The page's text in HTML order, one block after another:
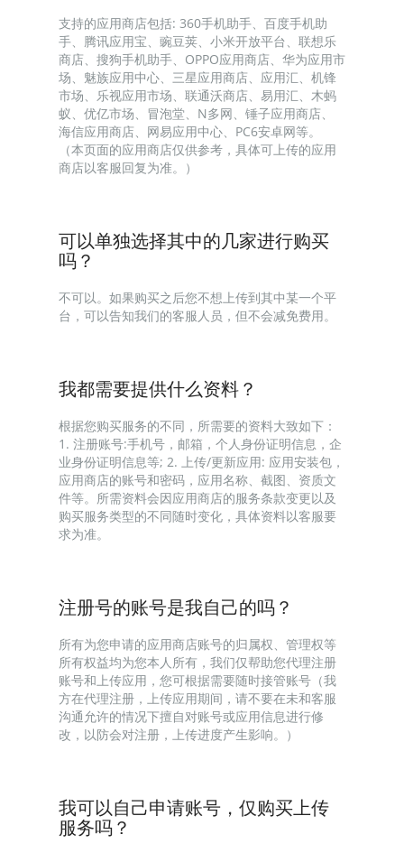
支持的应用商店包括: 360手机助手、百度手机助
手、腾讯应用宝、豌豆荚、小米开放平台、联想乐
商店、搜狗手机助手、OPPO应用商店、华为应用市
场、魅族应用中心、三星应用商店、应用汇、机锋
市场、乐视应用市场、联通沃商店、易用汇、木蚂
蚁、优亿市场、冒泡堂、N多网、锤子应用商店、
海信应用商店、网易应用中心、PC6安卓网等。
（本页面的应用商店仅供参考，具体可上传的应用
商店以客服回复为准。）
可以单独选择其中的几家进行购买
吗？
不可以。如果购买之后您不想上传到其中某一个平
台，可以告知我们的客服人员，但不会减免费用。
我都需要提供什么资料？
根据您购买服务的不同，所需要的资料大致如下：
1. 注册账号:手机号，邮箱，个人身份证明信息，企
业身份证明信息等; 2. 上传/更新应用: 应用安装包，
应用商店的账号和密码，应用名称、截图、资质文
件等。所需资料会因应用商店的服务条款变更以及
购买服务类型的不同随时变化，具体资料以客服要
求为准。
注册号的账号是我自己的吗？
所有为您申请的应用商店账号的归属权、管理权等
所有权益均为您本人所有，我们仅帮助您代理注册
账号和上传应用，您可根据需要随时接管账号（我
方在代理注册，上传应用期间，请不要在未和客服
沟通允许的情况下擅自对账号或应用信息进行修
改，以防会对注册，上传进度产生影响。）
我可以自己申请账号，仅购买上传
服务吗？